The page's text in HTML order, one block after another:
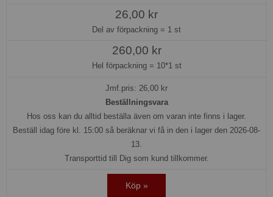
26,00 kr
Del av förpackning = 1 st
260,00 kr
Hel förpackning = 10*1 st
Jmf.pris: 26,00 kr
Beställningsvara
Hos oss kan du alltid beställa även om varan inte finns i lager.
Beställ idag före kl. 15:00 så beräknar vi få in den i lager den 2026-08-
13.
Transporttid till Dig som kund tillkommer.
Köp »